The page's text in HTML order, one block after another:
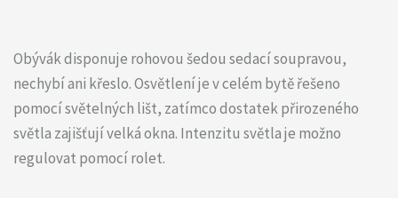
Obývák disponuje rohovou šedou sedací soupravou,
nechybí ani křeslo. Osvětlení je v celém bytě řešeno
pomocí světelných lišt, zatímco dostatek přirozeného
světla zajišťují velká okna. Intenzitu světla je možno
regulovat pomocí rolet.